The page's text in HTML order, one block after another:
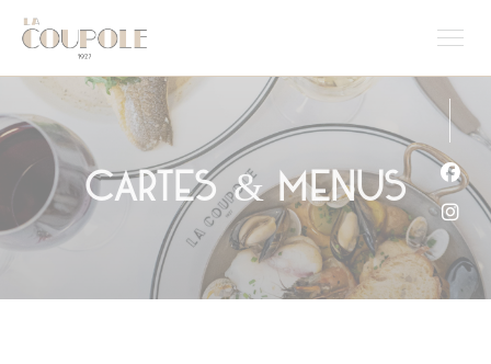
Personnalisation de vos choix en matière de cookies
Cartes & Menus